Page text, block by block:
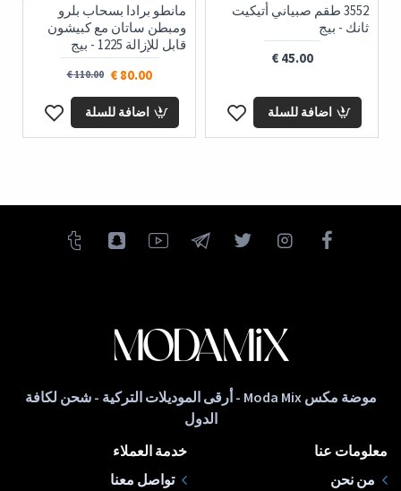
3552 طقم صبياني أتيكيت
ثانك - بيج
45.00 €
اضافة للسلة
مانطو برادا بسحاب بلرو
ومبطن ساتان مع كبيشون
قابل للإزالة 1225 - بيج
80.00 €
110.00 €
اضافة للسلة
موضة مكس Moda Mix - أرقى الموديلات التركية - شحن لكافة
الدول
معلومات عنا
من نحن
خدمة العملاء
تواصل معنا